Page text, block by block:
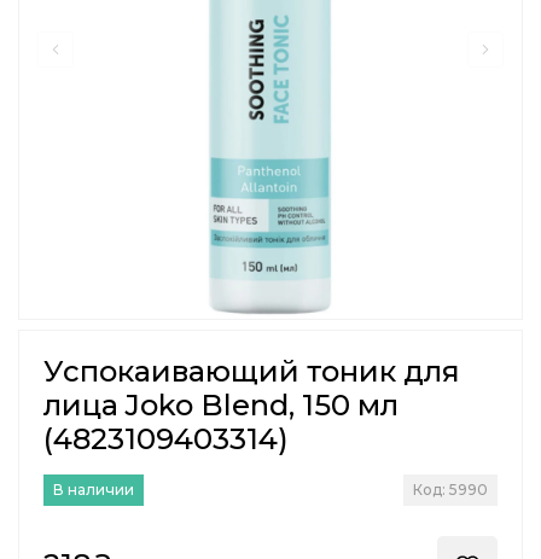
Успокаивающий тоник для
лица Joko Blend, 150 мл
(4823109403314)
В наличии Код: 5990